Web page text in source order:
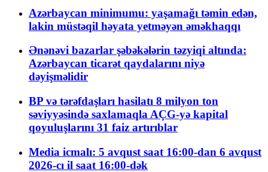
Azərbaycan minimumu: yaşamağı təmin edən,
lakin müstəqil həyata yetməyən əməkhaqqı
Ənənəvi bazarlar şəbəkələrin təzyiqi altında:
Azərbaycan ticarət qaydalarını niyə
dəyişməlidir
BP və tərəfdaşları hasilatı 8 milyon ton
səviyyəsində saxlamaqla AÇG-yə kapital
qoyuluşlarını 31 faiz artırıblar
Media icmalı: 5 avqust saat 16:00-dan 6 avqust
2026-cı il saat 16:00-dək